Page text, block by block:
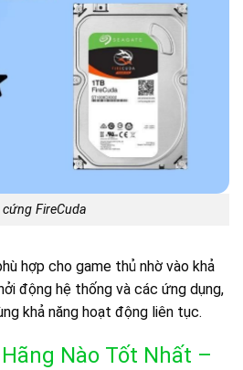
cứng FireCuda
hợp cho game thủ nhờ vào khả
động hệ thống và các ứng dụng,
khả năng hoạt động liên tục.
Nào Tốt Nhất –